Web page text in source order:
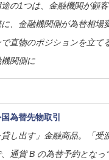
の1つは、金融機関が顧
、金融機関側が為替相場
直物のポジションを立て
関側に
為替先物取引
し出す」金融商品。「受
通貨 B の為替予約となっ